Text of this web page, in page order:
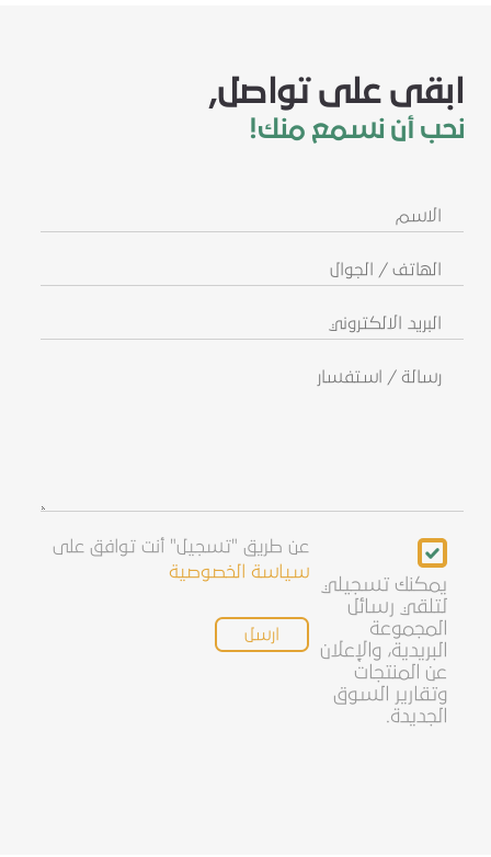
ابقى على تواصل,
نحب أن نسمع منك!
الاسم
الهاتف
/
الجوال
البريد
الالكتروني
رسالة
Newsletter
يمكنك تسجيلي
لتلقي رسائل
المجموعة
البريدية، والإعلان
عن المنتجات
وتقارير السوق
الجديدة.
عن طريق "تسجيل" أنت توافق على
سياسة الخصوصية